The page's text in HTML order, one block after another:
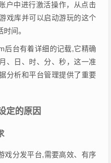
户中进行激活操作，从点击
戏库并可以启动游玩的这个
间。
后台有着详细的记载,它精确
、日、时、分、秒，这一准
分析和平台管理提供了重要
定的原因
戏分发平台,需要高效、有序